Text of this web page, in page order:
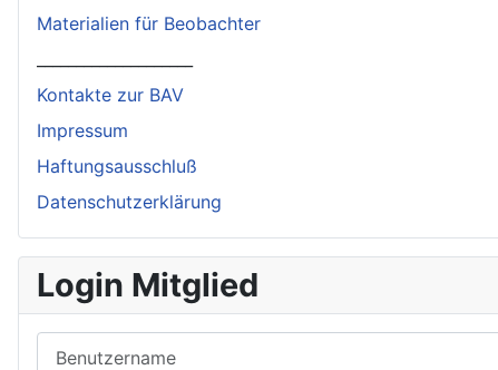
Materialien für Beobachter
Kontakte zur BAV
Impressum
Haftungsausschluß
Datenschutzerklärung
Login Mitglied